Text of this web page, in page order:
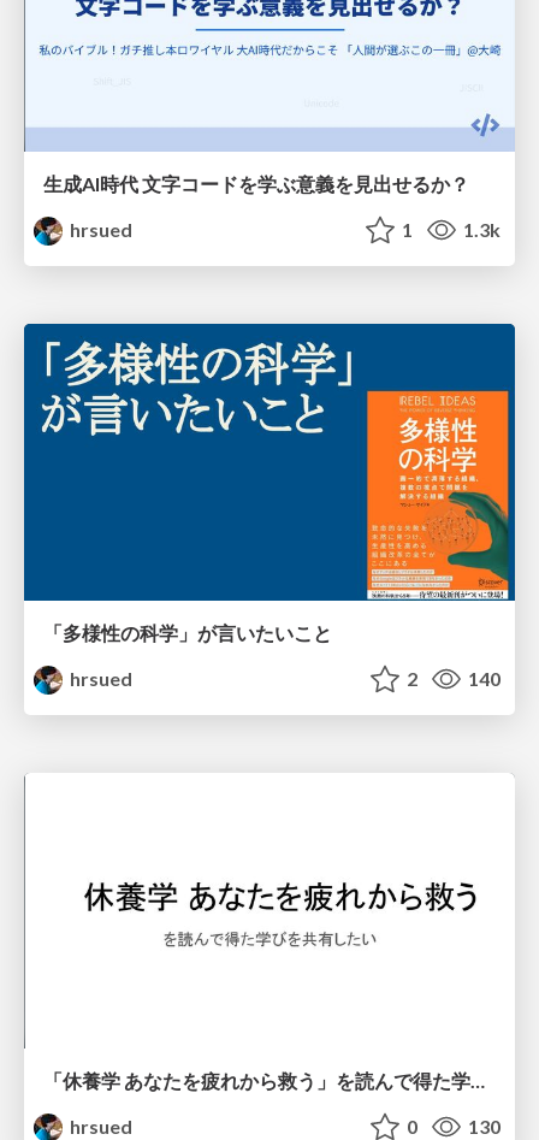
生成AI時代 文字コードを学ぶ意義を見出せるか？
hrsued
1 1.3k
「多様性の科学」が言いたいこと
hrsued
2 140
「休養学 あなたを疲れから救う」を読んで得た学びを共有したい
hrsued
0 130